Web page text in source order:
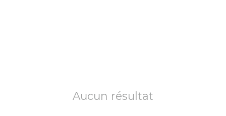
Aucun résultat